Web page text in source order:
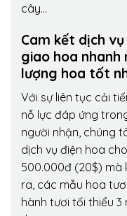
cây…
Cam kết dịch
giao hoa
lượng hoa tốt
Với sự liên tục cải
nỗ lực đáp ứng
người nhận, chúng
dịch vụ điện hoa
500.000đ (20$) mà
ra, các mẫu hoa
hành tươi tối thiểu